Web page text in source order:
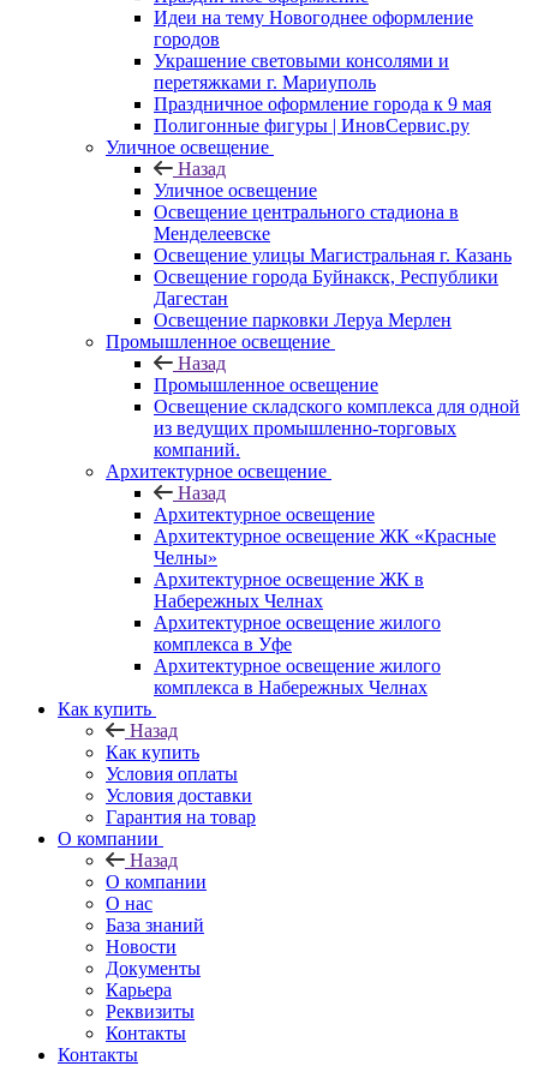
Идеи на тему Новогоднее оформление
городов
Украшение световыми консолями и
перетяжками г. Мариуполь
Праздничное оформление города к 9 мая
Полигонные фигуры | ИновСервис.ру
Уличное освещение
Назад
Уличное освещение
Освещение центрального стадиона в
Менделеевске
Освещение улицы Магистральная г. Казань
Освещение города Буйнакск, Республики
Дагестан
Освещение парковки Леруа Мерлен
Промышленное освещение
Назад
Промышленное освещение
Освещение складского комплекса для одной
из ведущих промышленно-торговых
компаний.
Архитектурное освещение
Назад
Архитектурное освещение
Архитектурное освещение ЖК «Красные
Челны»
Архитектурное освещение ЖК в
Набережных Челнах
Архитектурное освещение жилого
комплекса в Уфе
Архитектурное освещение жилого
комплекса в Набережных Челнах
Как купить
Назад
Как купить
Условия оплаты
Условия доставки
Гарантия на товар
О компании
Назад
О компании
О нас
База знаний
Новости
Документы
Карьера
Реквизиты
Контакты
Контакты